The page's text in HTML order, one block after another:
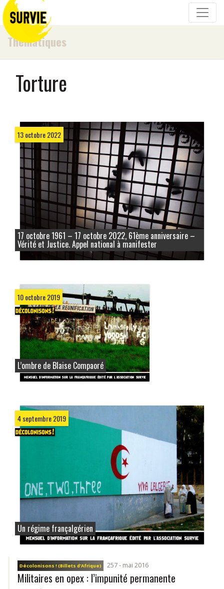
Thématiques
Torture
13 octobre 2022
17 octobre 1961 – 17 octobre 2022, 61ème anniversaire –
Vérité et Justice. Appel national à manifester
10 octobre 2019
L’ombre de Blaise Compaoré
4 septembre 2019
Un régime françalgérien
Décolonisons ! (Billets d’Afrique) 257 - mai 2016
Militaires en opex : l’impunité permanente